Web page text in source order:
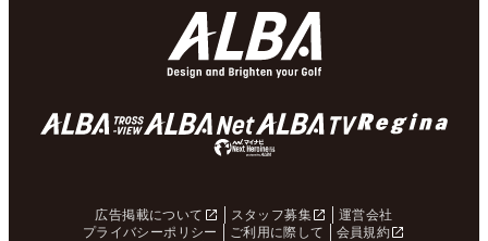
広告掲載について スタッフ募集
運営会社
プライバシーポリシー
ご利用に際して
会員規約